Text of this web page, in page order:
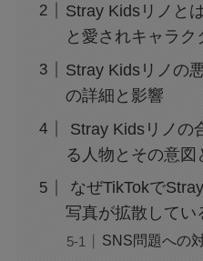
広末涼子を名
「すするTV」が
Stray Kidsリノと
と愛されキャラク
Stray Kidsリノの
の詳細と影響
Stray Kidsリノの
る人物とその意図
なぜTikTokで
写真が拡散してい
SNS問題への